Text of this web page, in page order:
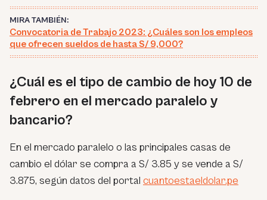
MIRA TAMBIÉN:
Convocatoria de Trabajo 2023: ¿Cuáles son los empleos
que ofrecen sueldos de hasta S/ 9,000?
¿Cuál es el tipo de cambio de hoy 10 de
febrero en el mercado paralelo y
bancario?
En el mercado paralelo o las principales casas de
cambio el dólar se compra a S/ 3.85 y se vende a S/
3.875, según datos del portal cuantoestaeldolar.pe